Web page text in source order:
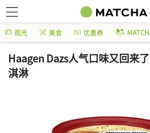
观光 美食 优惠券
Haagen Dazs人气口味又回来
淇淋